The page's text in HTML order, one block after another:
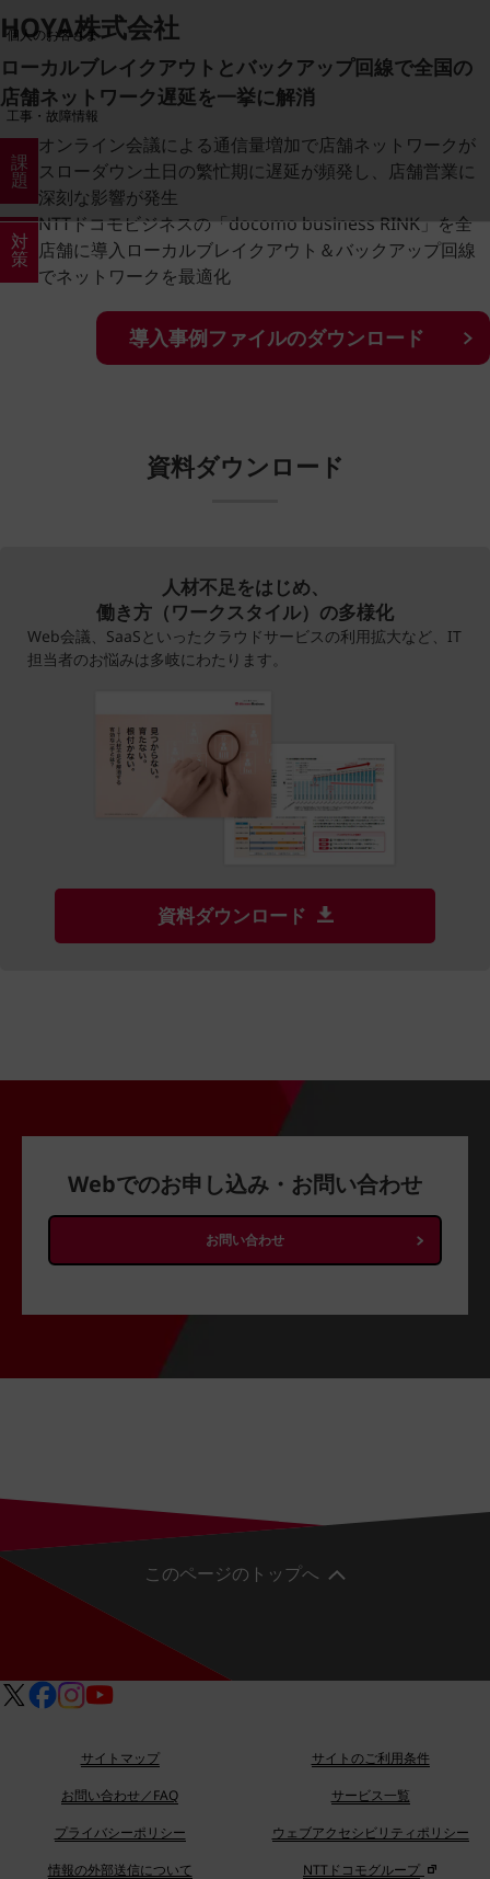
Web明細(My docomo)
個人のお客さま
NTTドコモ
OCNなど
工事・故障情報
お客さまサポートサイト
SDPFナレッジセンター
NTTドコモ 通信障害情報
HOYA株式会社
ローカルブレイクアウトとバックアップ回線で全国の
店舗ネットワーク遅延を一挙に解消
課
題
オンライン会議による通信量増加で店舗ネットワークが
スローダウン土日の繁忙期に遅延が頻発し、店舗営業に
深刻な影響が発生
対
策
NTTドコモビジネスの「docomo business RINK」を全
店舗に導入ローカルブレイクアウト＆バックアップ回線
でネットワークを最適化
導入事例ファイルのダウンロード
資料ダウンロード
人材不足をはじめ、
働き方（ワークスタイル）の多様化
Web会議、SaaSといったクラウドサービスの利用拡大など、IT
担当者のお悩みは多岐にわたります。
資料ダウンロード
Webでのお申し込み・お問い合わせ
お問い合わせ
このページのトップへ
サイトマップ
サイトのご利用条件
お問い合わせ／FAQ
サービス一覧
プライバシーポリシー
ウェブアクセシビリティポリシー
情報の外部送信について
NTTドコモグループ